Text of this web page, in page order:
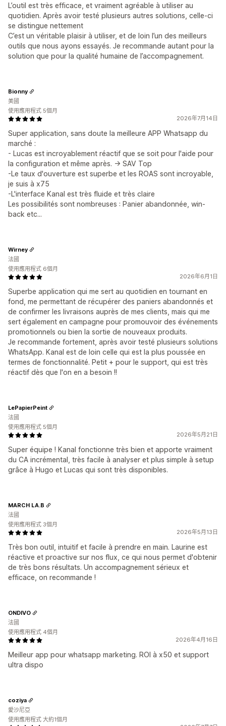
L’outil est très efficace, et vraiment agréable à utiliser au
quotidien. Après avoir testé plusieurs autres solutions, celle-ci
se distingue nettement
C’est un véritable plaisir à utiliser, et de loin l’un des meilleurs
outils que nous ayons essayés. Je recommande autant pour la
solution que pour la qualité humaine de l’accompagnement.
2026年7月14日
Super application, sans doute la meilleure APP Whatsapp du
marché :
- Lucas est incroyablement réactif que se soit pour l'aide pour
la configuration et même après. -> SAV Top
-Le taux d'ouverture est superbe et les ROAS sont incroyable,
je suis à x75
-L'interface Kanal est très fluide et très claire
Les possibilités sont nombreuses : Panier abandonnée, win-
back etc...
Bionny
美國
使用應用程式 5個月
2026年6月1日
Superbe application qui me sert au quotidien en tournant en
fond, me permettant de récupérer des paniers abandonnés et
de confirmer les livraisons auprès de mes clients, mais qui me
sert également en campagne pour promouvoir des événements
promotionnels ou bien la sortie de nouveaux produits.
Je recommande fortement, après avoir testé plusieurs solutions
WhatsApp. Kanal est de loin celle qui est la plus poussée en
termes de fonctionnalité. Petit + pour le support, qui est très
réactif dès que l'on en a besoin !!
Wirney
法國
使用應用程式 6個月
2026年5月21日
Super équipe ! Kanal fonctionne très bien et apporte vraiment
du CA incrémental, très facile à analyser et plus simple à setup
grâce à Hugo et Lucas qui sont très disponibles.
LePapierPeint
法國
使用應用程式 5個月
2026年5月13日
Très bon outil, intuitif et facile à prendre en main. Laurine est
réactive et proactive sur nos flux, ce qui nous permet d'obtenir
de très bons résultats. Un accompagnement sérieux et
efficace, on recommande !
MARCH LA.B
法國
使用應用程式 3個月
2026年4月16日
Meilleur app pour whatsapp marketing. ROI à x50 et support
ultra dispo
ONDIVO
法國
使用應用程式 4個月
coziya
愛沙尼亞
使用應用程式 大約1個月